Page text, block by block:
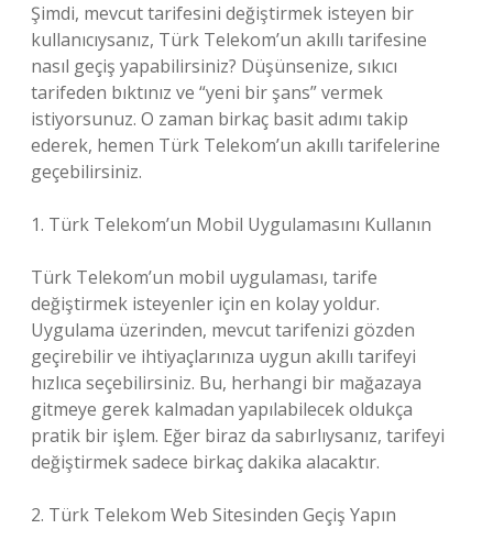
Şimdi, mevcut tarifesini değiştirmek isteyen bir
kullanıcıysanız, Türk Telekom’un akıllı tarifesine
nasıl geçiş yapabilirsiniz? Düşünsenize, sıkıcı
tarifeden bıktınız ve “yeni bir şans” vermek
istiyorsunuz. O zaman birkaç basit adımı takip
ederek, hemen Türk Telekom’un akıllı tarifelerine
geçebilirsiniz.
1. Türk Telekom’un Mobil Uygulamasını Kullanın
Türk Telekom’un mobil uygulaması, tarife
değiştirmek isteyenler için en kolay yoldur.
Uygulama üzerinden, mevcut tarifenizi gözden
geçirebilir ve ihtiyaçlarınıza uygun akıllı tarifeyi
hızlıca seçebilirsiniz. Bu, herhangi bir mağazaya
gitmeye gerek kalmadan yapılabilecek oldukça
pratik bir işlem. Eğer biraz da sabırlıysanız, tarifeyi
değiştirmek sadece birkaç dakika alacaktır.
2. Türk Telekom Web Sitesinden Geçiş Yapın